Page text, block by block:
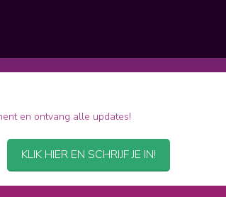
en ontvang alle updates!
KLIK HIER EN SCHRIJF JE IN!